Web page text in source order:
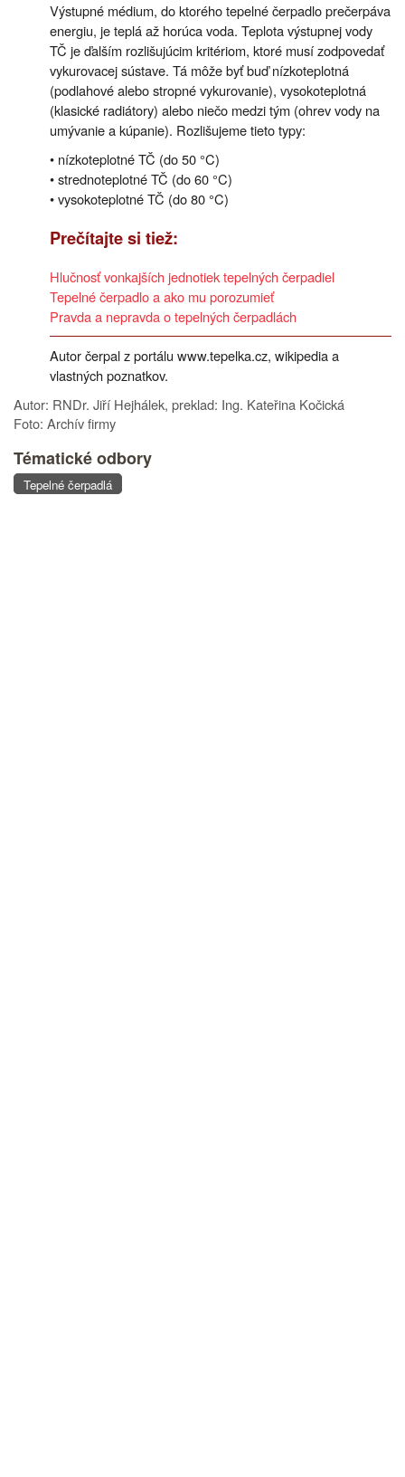
Výstupné médium, do ktorého tepelné čerpadlo prečerpáva
energiu, je teplá až horúca voda. Teplota výstupnej vody
TČ je ďalším rozlišujúcim kritériom, ktoré musí zodpovedať
vykurovacej sústave. Tá môže byť buď nízkoteplotná
(podlahové alebo stropné vykurovanie), vysokoteplotná
(klasické radiátory) alebo niečo medzi tým (ohrev vody na
umývanie a kúpanie). Rozlišujeme tieto typy:
• nízkoteplotné TČ (do 50 °C)
• strednoteplotné TČ (do 60 °C)
• vysokoteplotné TČ (do 80 °C)
Prečítajte si tiež:
Hlučnosť vonkajších jednotiek tepelných čerpadiel
Tepelné čerpadlo a ako mu porozumieť
Pravda a nepravda o tepelných čerpadlách
Autor čerpal z portálu www.tepelka.cz, wikipedia a
vlastných poznatkov.
Autor: RNDr. Jiří Hejhálek, preklad: Ing. Kateřina Kočická
Foto: Archív firmy
Tématické odbory
Tepelné čerpadlá